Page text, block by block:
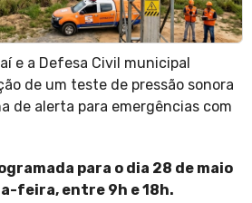
e a Defesa Civil municipal
de um teste de pressão sonora
de alerta para emergências com
para o dia 28 de maio
feira, entre 9h e 18h.